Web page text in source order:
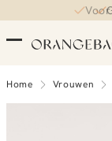
Home Vrouwen